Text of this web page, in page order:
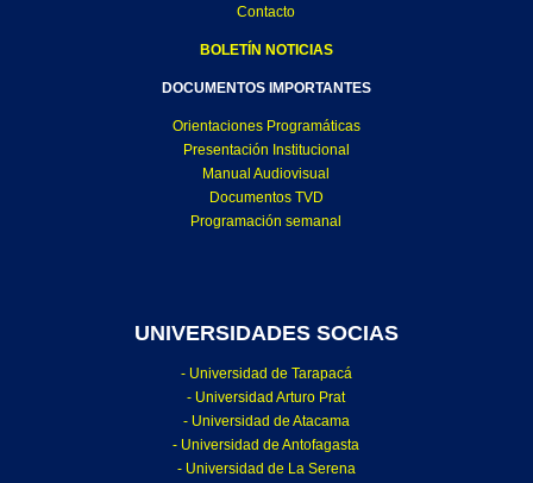
Contacto
BOLETÍN NOTICIAS
DOCUMENTOS IMPORTANTES
Orientaciones Programáticas
Presentación Institucional
Manual Audiovisual
Documentos TVD
Programación semanal
UNIVERSIDADES SOCIAS
- Universidad de Tarapacá
- Universidad Arturo Prat
- Universidad de Atacama
- Universidad de Antofagasta
- Universidad de La Serena